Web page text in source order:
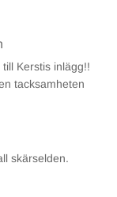
Kerstis inlägg!!
tacksamheten
skärselden.